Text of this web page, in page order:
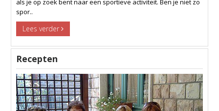
als je op zoek bent naar een sportieve activiteit. Ben je niet zo
spor..
Lees verder
Recepten